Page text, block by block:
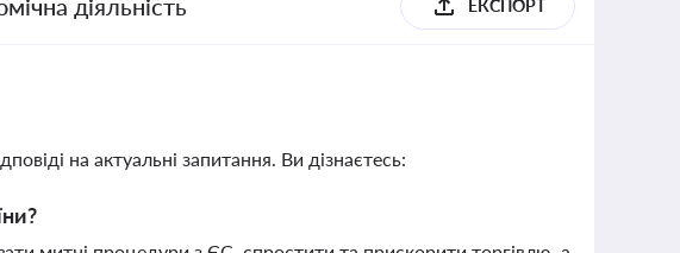
діяльність ЕКСПОРТ
на актуальні запитання. Ви дізнаєтесь: